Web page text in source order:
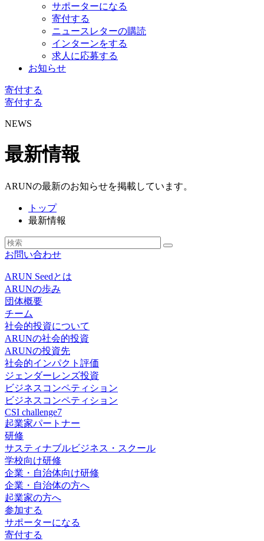
サポーターになる
寄付する
ニュースレターの購読
インターンをする
求人に応募する
お知らせ
寄付する
寄付する
NEWS
最新情報
ARUNの最新のお知らせを掲載しています。
トップ
最新情報
お問い合わせ
ARUN Seedとは
ARUNの歩み
団体概要
チーム
社会的投資について
ARUNの社会的投資
ARUNの投資先
社会的インパクト評価
ジェンダーレンズ投資
ビジネスコンペティション
ビジネスコンペティション
CSI challenge7
起業家パートナー
研修
サスティナブルビジネス・スクール
学校向け研修
企業・自治体向け研修
企業・自治体の方へ
起業家の方へ
参加する
サポーターになる
寄付する